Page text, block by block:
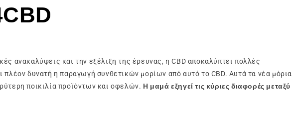
ανακαλύψεις και την εξέλιξη της έρευνας, η CBD αποκαλύπτει πολλές
πλέον δυνατή η παραγωγή συνθετικών μορίων από αυτό το CBD. Αυτά τα νέα μόρια
ποικιλία προϊόντων και οφελών. Η μαμά εξηγεί τις κύριες διαφορές μεταξύ